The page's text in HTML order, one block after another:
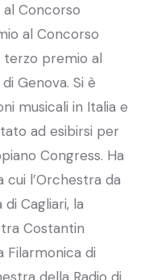
al Concorso
al Concorso
terzo premio al
Genova. Si è
musicali in Italia e
ad esibirsi per
Congress. Ha
l’Orchestra da
Cagliari, la
Costantin
Filarmonica di